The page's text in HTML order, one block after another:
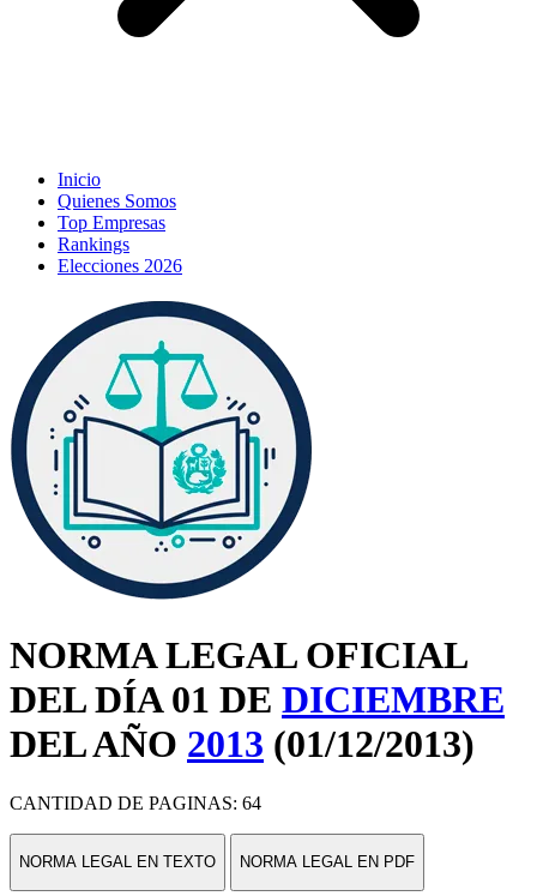
Inicio
Quienes Somos
Top Empresas
Rankings
Elecciones 2026
NORMA LEGAL OFICIAL
DEL DÍA 01 DE DICIEMBRE
DEL AÑO 2013 (01/12/2013)
CANTIDAD DE PAGINAS: 64
NORMA LEGAL EN TEXTO NORMA LEGAL EN PDF